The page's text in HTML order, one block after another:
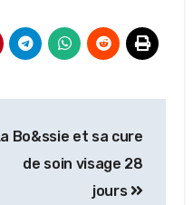
Bo&ssie et sa cure
de soin visage 28
jours